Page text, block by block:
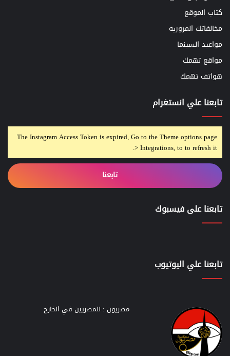
كتاب الموقع
مخالفاتك المروريه
مواعيد السينما
مواقع تهمك
هواتف تهمك
تابعنا علي انستغرام
The Instagram Access Token is expired, Go to the Theme options page
> Integrations, to to refresh it.
تابعنا
تابعنا على فيسبوك
تابعنا علي اليوتيوب
مصريون : للمصريين في الخارج